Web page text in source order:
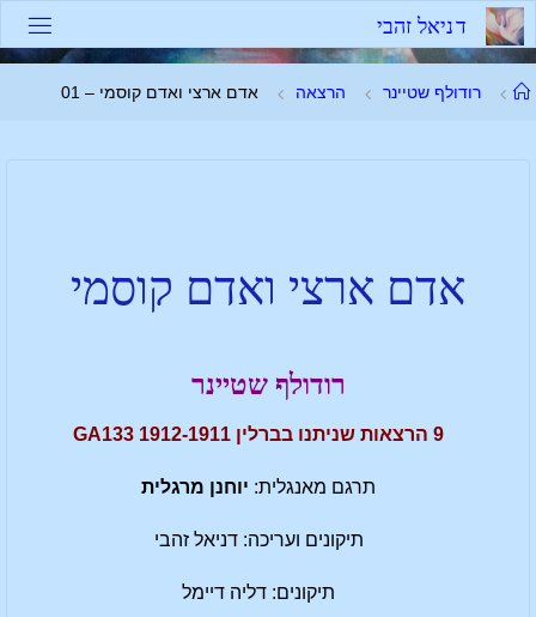
דניאל זהבי
רודולף שטיינר הרצאה אדם ארצי ואדם קוסמי – 01
אדם ארצי ואדם קוסמי
רודולף שטיינר
9 הרצאות שניתנו בברלין 1912-1911 GA133
תרגם מאנגלית: יוחנן מרגלית
תיקונים ועריכה: דניאל זהבי
תיקונים: דליה דיימל